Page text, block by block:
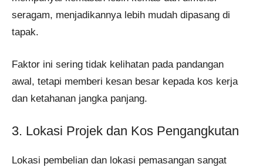
seragam, menjadikannya lebih mudah dipasang di
tapak.
Faktor ini sering tidak kelihatan pada pandangan
awal, tetapi memberi kesan besar kepada kos kerja
dan ketahanan jangka panjang.
3. Lokasi Projek dan Kos Pengangkutan
Lokasi pembelian dan lokasi pemasangan sangat